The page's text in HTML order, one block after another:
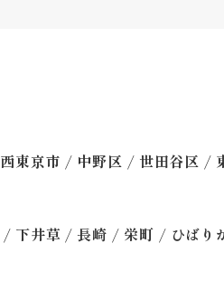
西東京市 / 中野区 / 世田谷区 /
/ 下井草 / 長崎 / 栄町 / ひばり